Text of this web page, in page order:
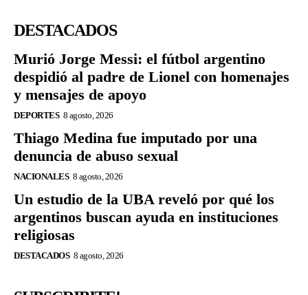
DESTACADOS
Murió Jorge Messi: el fútbol argentino
despidió al padre de Lionel con homenajes
y mensajes de apoyo
DEPORTES 8 agosto, 2026
Thiago Medina fue imputado por una
denuncia de abuso sexual
NACIONALES 8 agosto, 2026
Un estudio de la UBA reveló por qué los
argentinos buscan ayuda en instituciones
religiosas
DESTACADOS 8 agosto, 2026